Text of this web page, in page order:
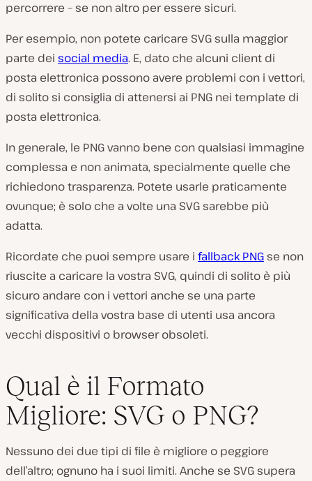
percorrere – se non altro per essere sicuri.
Per esempio, non potete caricare SVG sulla maggior
parte dei social media. E, dato che alcuni client di
posta elettronica possono avere problemi con i vettori,
di solito si consiglia di attenersi ai PNG nei template di
posta elettronica.
In generale, le PNG vanno bene con qualsiasi immagine
complessa e non animata, specialmente quelle che
richiedono trasparenza. Potete usarle praticamente
ovunque; è solo che a volte una SVG sarebbe più
adatta.
Ricordate che puoi sempre usare i fallback PNG se non
riuscite a caricare la vostra SVG, quindi di solito è più
sicuro andare con i vettori anche se una parte
significativa della vostra base di utenti usa ancora
vecchi dispositivi o browser obsoleti.
Qual è il Formato
Migliore: SVG o PNG?
Nessuno dei due tipi di file è migliore o peggiore
dell’altro; ognuno ha i suoi limiti. Anche se SVG supera